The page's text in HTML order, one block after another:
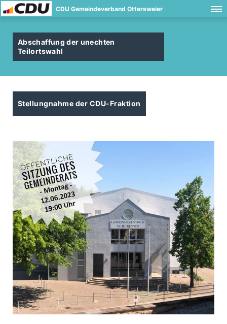
CDU Gemeindeverband Ottersweier
Abschaffung der unechten
Teilortswahl
Stellungnahme der CDU-Fraktion